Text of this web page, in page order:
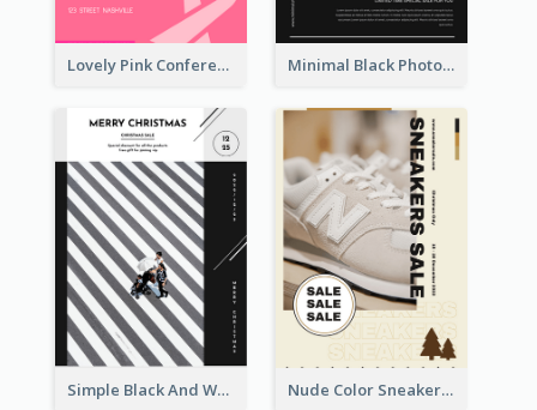
Lovely Pink Conference Promotional Poster Design Idea Minimal Black Photo Seasonal Sale Poster
Simple Black And White Photo Holiday Sale Poster Nude Color Sneakers Christmas Sale Poster